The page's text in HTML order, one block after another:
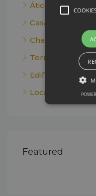
Ático Dúplex
Casa
Chalet
Terreno rural
Edificio
Local comercial
Featured